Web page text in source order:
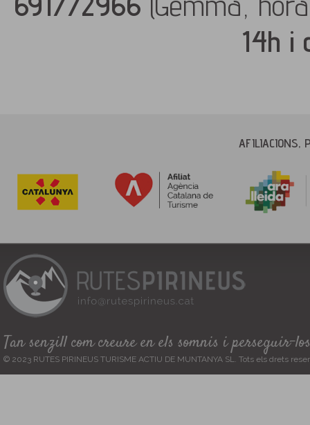
14h i
AFILIACIONS,
Tan senzill com creure en els somnis i perseguir-los
© 2023 RUTES PIRINEUS TURISME ACTIU DE MUNTANYA SL. Tots els drets